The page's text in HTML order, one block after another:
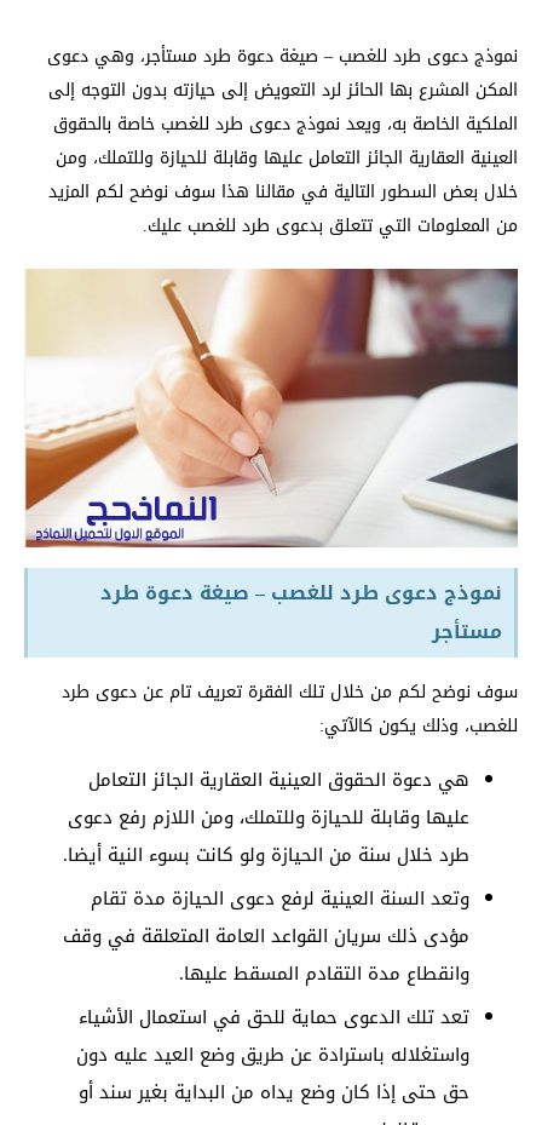
نموذج دعوى طرد للغصب – صيغة دعوة طرد مستأجر، وهي دعوى
المكن المشرع بها الحائز لرد التعويض إلى حيازته بدون التوجه إلى
الملكية الخاصة به، ويعد نموذج دعوى طرد للغصب خاصة بالحقوق
العينية العقارية الجائز التعامل عليها وقابلة للحيازة وللتملك، ومن
خلال بعض السطور التالية في مقالنا هذا سوف نوضح لكم المزيد
من المعلومات التي تتعلق بدعوى طرد للغصب عليك.
نموذج دعوى طرد للغصب – صيغة دعوة طرد
مستأجر
سوف نوضح لكم من خلال تلك الفقرة تعريف تام عن دعوى طرد
للغصب، وذلك يكون كالآتي:
هي دعوة الحقوق العينية العقارية الجائز التعامل
عليها وقابلة للحيازة وللتملك، ومن اللازم رفع دعوى
طرد خلال سنة من الحيازة ولو كانت بسوء النية أيضا.
وتعد السنة العينية لرفع دعوى الحيازة مدة تقام
مؤدى ذلك سريان القواعد العامة المتعلقة في وقف
وانقطاع مدة التقادم المسقط عليها.
تعد تلك الدعوى حماية للحق في استعمال الأشياء
واستغلاله باسترادة عن طريق وضع العيد عليه دون
حق حتى إذا كان وضع يداه من البداية بغير سند أو